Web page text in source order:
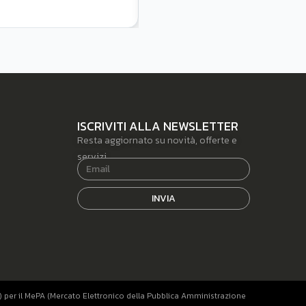
ISCRIVITI ALLA NEWSLETTER
Resta aggiornato su novità, offerte e
servizi.
INVIA
il MePA (Mercato Elettronico della Pubblica Amministrazione